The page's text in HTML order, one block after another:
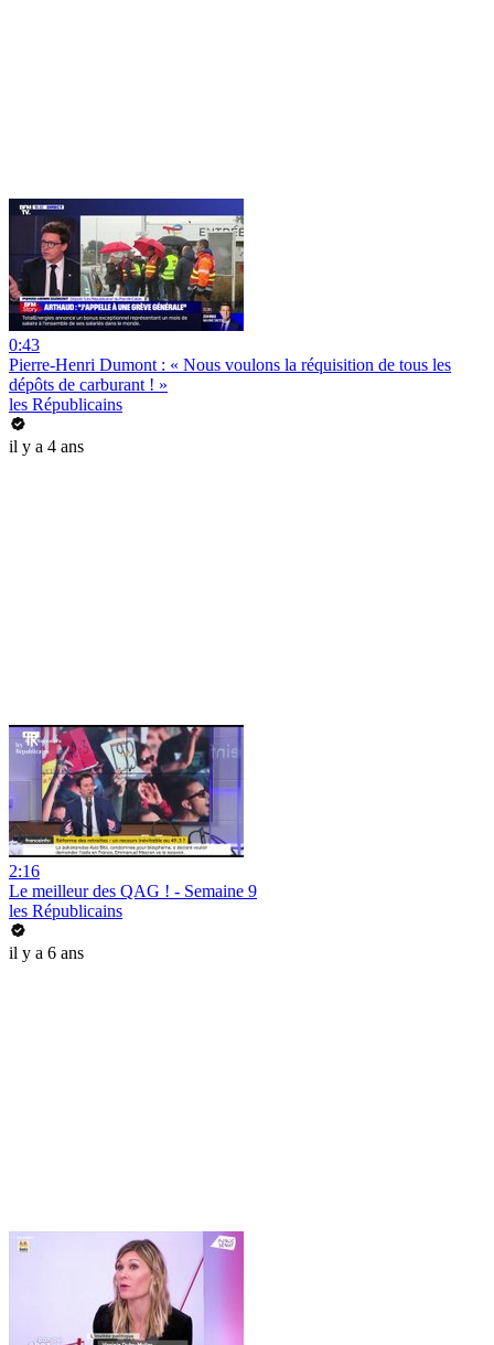
0:43
Pierre-Henri Dumont : « Nous voulons la réquisition de tous les
dépôts de carburant ! »
les Républicains
il y a 4 ans
2:16
Le meilleur des QAG ! - Semaine 9
les Républicains
il y a 6 ans